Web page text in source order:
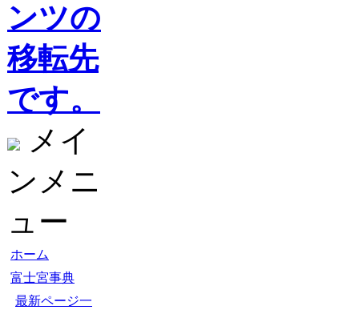
ンツの
移転先
です。
メイ
ンメニ
ュー
ホーム
富士宮事典
最新ページ一